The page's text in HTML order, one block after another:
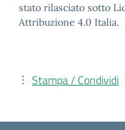
stato rilasciato sotto
Attribuzione 4.0 Italia.
Stampa / Condividi